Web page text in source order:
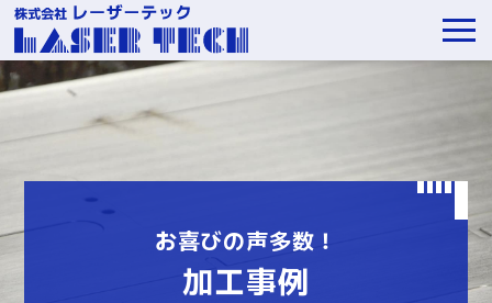
お喜びの声多数！
加工事例